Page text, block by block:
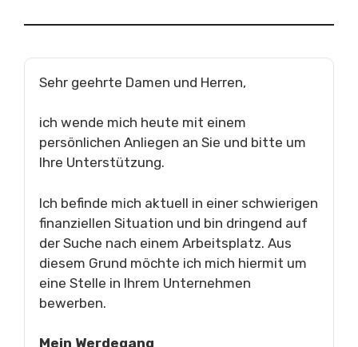
Sehr geehrte Damen und Herren,
ich wende mich heute mit einem
persönlichen Anliegen an Sie und bitte um
Ihre Unterstützung.
Ich befinde mich aktuell in einer schwierigen
finanziellen Situation und bin dringend auf
der Suche nach einem Arbeitsplatz. Aus
diesem Grund möchte ich mich hiermit um
eine Stelle in Ihrem Unternehmen
bewerben.
Mein Werdegang